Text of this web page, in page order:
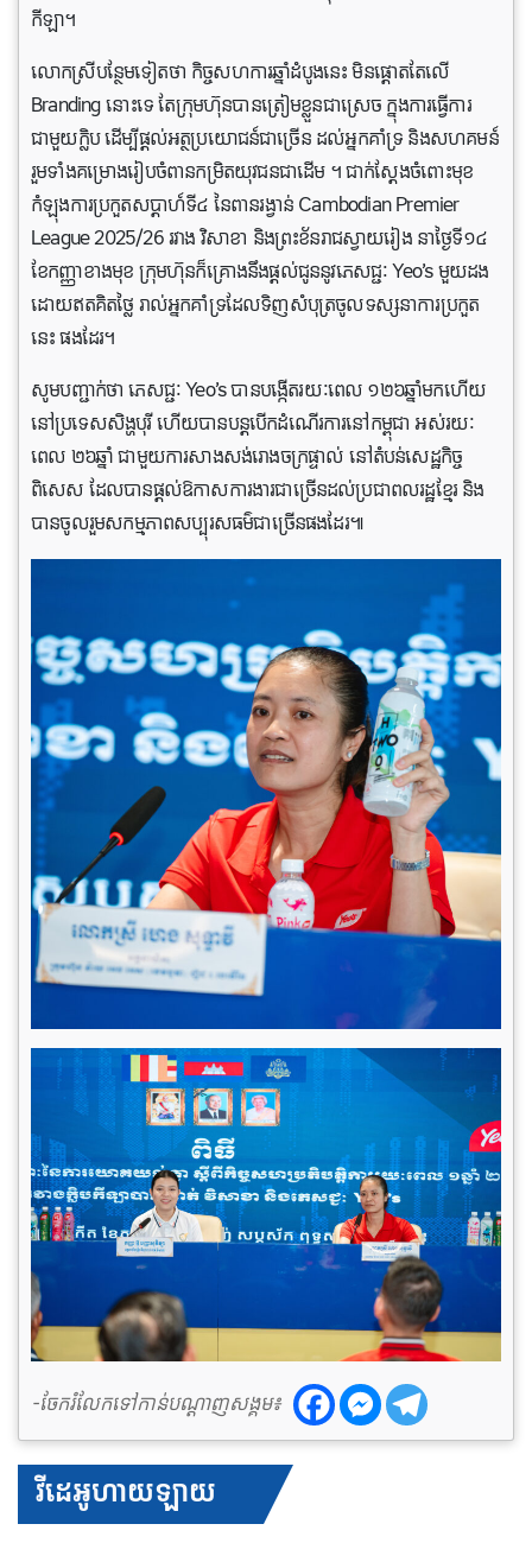
កីឡា។
លោកស្រីបន្ថែមទៀតថា កិច្ចសហការឆ្នាំដំបូងនេះ មិនផ្ដោតតែលើ
Branding នោះទេ តែក្រុមហ៊ុនបានត្រៀមខ្លួនជាស្រេច ក្នុងការធ្វើការ
ជាមួយក្លិប ដើម្បីផ្ដល់អត្ថប្រយោជន៍ជាច្រើន ដល់អ្នកគាំទ្រ និងសហគមន៍
រួមទាំងគម្រោងរៀបចំពានកម្រិតយុវជនជាដើម ។ ជាក់ស្ដែងចំពោះមុខ
កំឡុងការប្រកួតសប្ដាហ៍ទី៤ នៃពានរង្វាន់ Cambodian Premier
League 2025/26 រវាង វិសាខា និងព្រះខ័នរាជស្វាយរៀង នាថ្ងៃទី១៤
ខែកញ្ញាខាងមុខ ក្រុមហ៊ុនក៏គ្រោងនឹងផ្ដល់ជូននូវភេសជ្ជៈ Yeo’s មួយដង
ដោយឥតគិតថ្លៃ រាល់អ្នកគាំទ្រដែលទិញសំបុត្រចូលទស្សនាការប្រកួត
នេះ ផងដែរ។
សូមបញ្ជាក់ថា ភេសជ្ជៈ Yeo’s បានបង្កើតរយៈពេល ១២៦ឆ្នាំមកហើយ
នៅប្រទេសសិង្ហបុរី ហើយបានបន្ដបើកដំណើរការនៅកម្ពុជា អស់រយៈ
ពេល ២៦ឆ្នាំ ជាមួយការសាងសង់រោងចក្រផ្ទាល់ នៅតំបន់សេដ្ឋកិច្ច
ពិសេស ដែលបានផ្ដល់ឱកាសការងារជាច្រើនដល់ប្រជាពលរដ្ឋខ្មែរ និង
បានចូលរួមសកម្មភាពសប្បុរសធម៌ជាច្រើនផងដែរ៕
-ចែករំលែកទៅកាន់បណ្តាញសង្គម៖
វីដេអូហាយឡាយ